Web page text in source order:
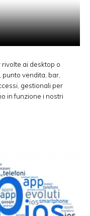
ai desktop o
vendita, bar,
gestionali per
in funzione i nostri